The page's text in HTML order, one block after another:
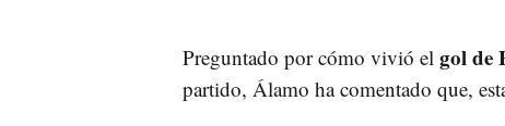
Preguntado por cómo vivió el gol de
partido, Álamo ha comentado que,